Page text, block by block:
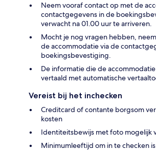
Neem vooraf contact op met de
contactgegevens in de
verwacht na 01.00 uur te arriveren.
Mocht je nog vragen hebben,
de accommodatie via de
boekingsbevestiging.
De informatie die de
vertaald met automatische
Vereist bij het inchecken
Creditcard of contante borgsom
kosten
Identiteitsbewijs met foto mogelijk
Minimumleeftijd om in te checken is